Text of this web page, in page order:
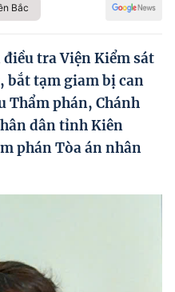
doanh nghiệp dân tộc
Bắc
tra Viện Kiểm sát
bắt tạm giam bị can
Thẩm phán, Chánh
dân tỉnh Kiên
phán Tòa án nhân